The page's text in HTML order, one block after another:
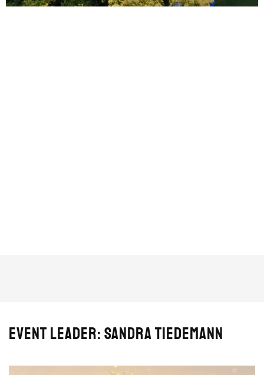
Event leader: Sandra Tiedemann